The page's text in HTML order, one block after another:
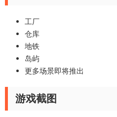
工厂
仓库
地铁
岛屿
更多场景即将推出
游戏截图